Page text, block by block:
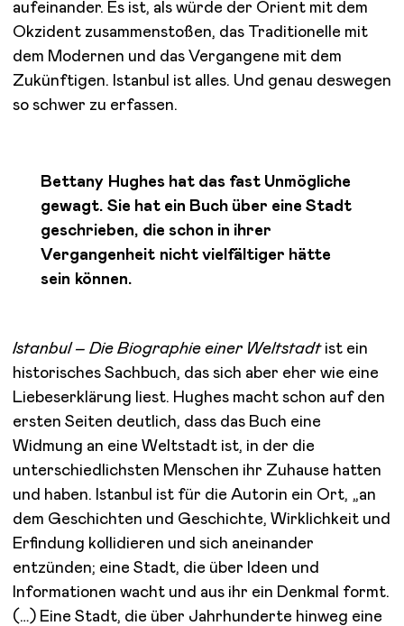
aufeinander. Es ist, als würde der Orient mit dem
Okzident zusammenstoßen, das Traditionelle mit
dem Modernen und das Vergangene mit dem
Zukünftigen. Istanbul ist alles. Und genau deswegen
so schwer zu erfassen.
Bettany Hughes hat das fast Unmögliche
gewagt. Sie hat ein Buch über eine Stadt
geschrieben, die schon in ihrer
Vergangenheit nicht vielfältiger hätte
sein können.
Istanbul – Die Biographie einer Weltstadtist ein
historisches Sachbuch, das sich aber eher wie eine
Liebeserklärung liest. Hughes macht schon auf den
ersten Seiten deutlich, dass das Buch eine
Widmung an eine Weltstadt ist, in der die
unterschiedlichsten Menschen ihr Zuhause hatten
und haben. Istanbul ist für die Autorin ein Ort, „an
dem Geschichten und Geschichte, Wirklichkeit und
Erfindung kollidieren und sich aneinander
entzünden; eine Stadt, die über Ideen und
Informationen wacht und aus ihr ein Denkmal formt.
(…) Eine Stadt, die über Jahrhunderte hinweg eine